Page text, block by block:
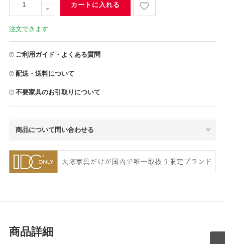
カートに入れる
注文できます
ご利用ガイド・よくある質問
配送・送料について
不要家具のお引取りについて
商品について問い合わせる
商品詳細